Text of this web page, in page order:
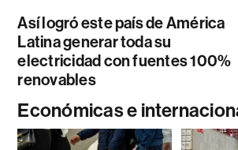
Así logró este país de América
Latina generar toda su
electricidad con fuentes 100%
renovables
Económicas e